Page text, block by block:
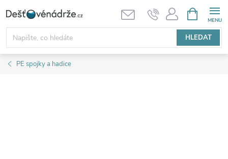
na
obsah
HLEDAT
NÁKUPNÍ
KOŠÍK
PE spojky a hadice